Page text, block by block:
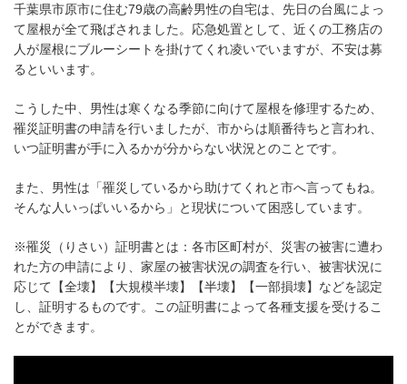
千葉県市原市に住む79歳の高齢男性の自宅は、先日の台風によっ
て屋根が全て飛ばされました。応急処置として、近くの工務店の
人が屋根にブルーシートを掛けてくれ凌いでいますが、不安は募
るといいます。
こうした中、男性は寒くなる季節に向けて屋根を修理するため、
罹災証明書の申請を行いましたが、市からは順番待ちと言われ、
いつ証明書が手に入るかが分からない状況とのことです。
また、男性は「罹災しているから助けてくれと市へ言ってもね。
そんな人いっぱいいるから」と現状について困惑しています。
※罹災（りさい）証明書とは：各市区町村が、災害の被害に遭わ
れた方の申請により、家屋の被害状況の調査を行い、被害状況に
応じて【全壊】【大規模半壊】【半壊】【一部損壊】などを認定
し、証明するものです。この証明書によって各種支援を受けるこ
とができます。